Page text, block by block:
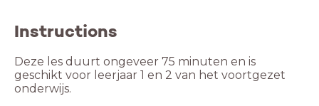
Instructions
Deze les duurt ongeveer 75 minuten en is
geschikt voor leerjaar 1 en 2 van het voortgezet
onderwijs.